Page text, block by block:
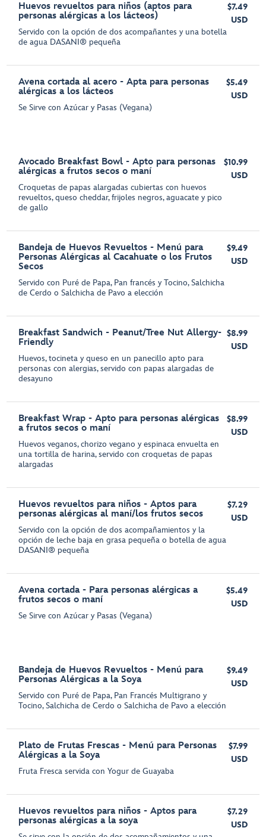
Huevos revueltos para niños (aptos para
personas alérgicas a los lácteos)
Servido con la opción de dos acompañantes y una botella
de agua DASANI® pequeña
$7.49
USD
Avena cortada al acero - Apta para personas
alérgicas a los lácteos
Se Sirve con Azúcar y Pasas (Vegana)
$5.49
USD
Avocado Breakfast Bowl - Apto para personas
alérgicas a frutos secos o maní
Croquetas de papas alargadas cubiertas con huevos
revueltos, queso cheddar, frijoles negros, aguacate y pico
de gallo
$10.99
USD
Bandeja de Huevos Revueltos - Menú para
Personas Alérgicas al Cacahuate o los Frutos
Secos
Servido con Puré de Papa, Pan francés y Tocino, Salchicha
de Cerdo o Salchicha de Pavo a elección
$9.49
USD
Breakfast Sandwich - Peanut/Tree Nut Allergy-
Friendly
Huevos, tocineta y queso en un panecillo apto para
personas con alergias, servido con papas alargadas de
desayuno
$8.99
USD
Breakfast Wrap - Apto para personas alérgicas
a frutos secos o maní
Huevos veganos, chorizo vegano y espinaca envuelta en
una tortilla de harina, servido con croquetas de papas
alargadas
$8.99
USD
Huevos revueltos para niños - Aptos para
personas alérgicas al maní/los frutos secos
Servido con la opción de dos acompañamientos y la
opción de leche baja en grasa pequeña o botella de agua
DASANI® pequeña
$7.29
USD
Avena cortada - Para personas alérgicas a
frutos secos o maní
Se Sirve con Azúcar y Pasas (Vegana)
$5.49
USD
Bandeja de Huevos Revueltos - Menú para
Personas Alérgicas a la Soya
Servido con Puré de Papa, Pan Francés Multigrano y
Tocino, Salchicha de Cerdo o Salchicha de Pavo a elección
$9.49
USD
Plato de Frutas Frescas - Menú para Personas
Alérgicas a la Soya
Fruta Fresca servida con Yogur de Guayaba
$7.99
USD
Huevos revueltos para niños - Aptos para
personas alérgicas a la soya
$7.29
USD